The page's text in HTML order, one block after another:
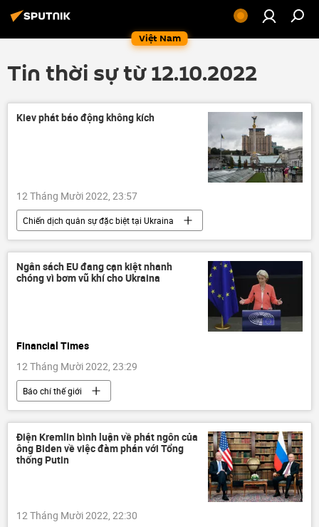
Việt Nam
Tin thời sự từ 12.10.2022
Kiev phát báo động không kích
12 Tháng Mười 2022, 23:57
Chiến dịch quân sự đặc biệt tại Ukraina
Quân sự
Cuộc khủng hoảng ở Ukraina
Ukraina
Nga quân đội
Ngân sách EU đang cạn kiệt nhanh
chóng vì bơm vũ khí cho Ukraina
Financial Times
12 Tháng Mười 2022, 23:29
Báo chí thế giới
Chiến dịch quân sự đặc biệt tại Ukraina
EU
Cuộc khủng hoảng ở Ukraina
Ukraina
viện trợ quân sự
ngân sách
Điện Kremlin bình luận về phát ngôn của
ông Biden về việc đàm phán với Tổng
thống Putin
12 Tháng Mười 2022, 22:30